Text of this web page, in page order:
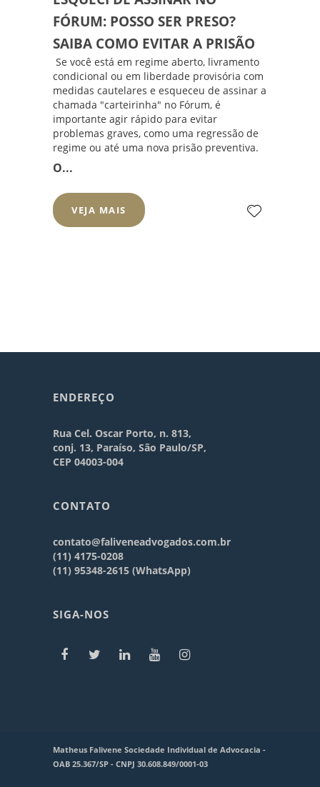
FÓRUM: POSSO SER PRESO?
SAIBA COMO EVITAR A PRISÃO
Se você está em regime aberto, livramento
condicional ou em liberdade provisória com
medidas cautelares e esqueceu de assinar a
chamada "carteirinha" no Fórum, é
importante agir rápido para evitar
problemas graves, como uma regressão de
regime ou até uma nova prisão preventiva.
O...
VEJA MAIS
ENDEREÇO
Rua Cel. Oscar Porto, n. 813,
conj. 13, Paraíso, São Paulo/SP,
CEP 04003-004
CONTATO
contato@faliveneadvogados.com.br
(11) 4175-0208
(11) 95348-2615 (WhatsApp)
SIGA-NOS
Matheus Falivene Sociedade Individual de Advocacia -
OAB 25.367/SP - CNPJ 30.608.849/0001-03